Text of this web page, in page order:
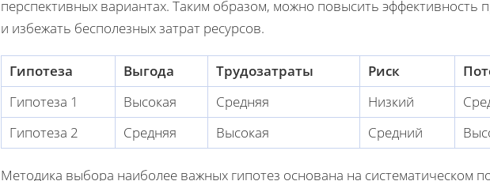
перспективных вариантах. Таким образом, можно повысить эффективность
и избежать бесполезных затрат ресурсов.
Гипотеза Выгода Трудозатраты Риск
Гипотеза 1
Высокая Средняя Низкий
Гипотеза 2
Средняя Высокая Средний
Методика выбора наиболее важных гипотез основана на систематическом